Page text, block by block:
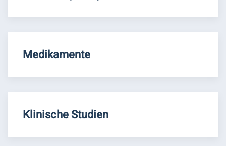
Medikamente
Klinische Studien